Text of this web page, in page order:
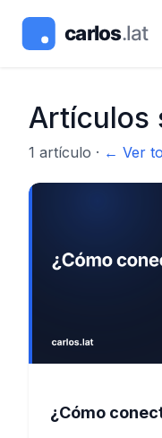
Artículos
1 artículo · ← Ver
¿Cómo